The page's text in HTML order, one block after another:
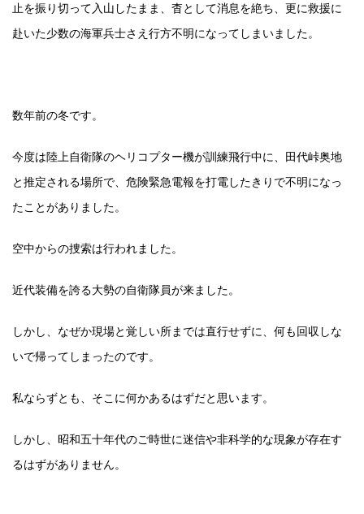
止を振り切って入山したまま、杳として消息を絶ち、更に救援に
赴いた少数の海軍兵士さえ行方不明になってしまいました。
数年前の冬です。
今度は陸上自衛隊のヘリコプター機が訓練飛行中に、田代峠奥地
と推定される場所で、危険緊急電報を打電したきりで不明になっ
たことがありました。
空中からの捜索は行われました。
近代装備を誇る大勢の自衛隊員が来ました。
しかし、なぜか現場と覚しい所までは直行せずに、何も回収しな
いで帰ってしまったのです。
私ならずとも、そこに何かあるはずだと思います。
しかし、昭和五十年代のご時世に迷信や非科学的な現象が存在す
るはずがありません。